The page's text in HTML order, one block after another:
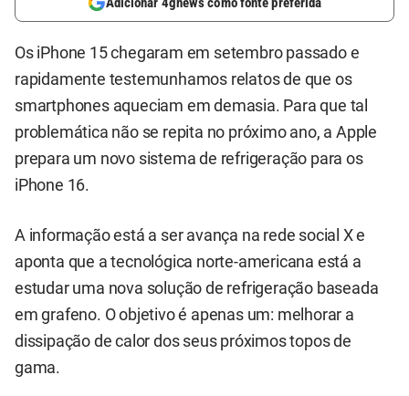
Os iPhone 15 chegaram em setembro passado e
rapidamente testemunhamos relatos de que os
smartphones aqueciam em demasia. Para que tal
problemática não se repita no próximo ano, a Apple
prepara um novo sistema de refrigeração para os
iPhone 16.
A informação está a ser avança na rede social X e
aponta que a tecnológica norte-americana está a
estudar uma nova solução de refrigeração baseada
em grafeno. O objetivo é apenas um: melhorar a
dissipação de calor dos seus próximos topos de
gama.